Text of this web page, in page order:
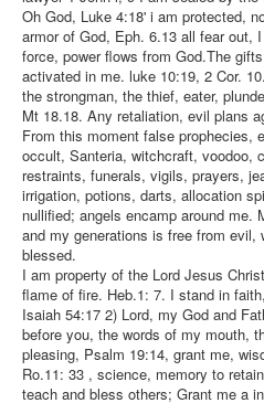
Oh God, Luke 4:18' i am protected,
armor of God, Eph. 6.13 all fear out,
force, power flows from God.The
activated in me. luke 10:19, 2 Cor.
the strongman, the thief, eater,
Mt 18.18. Any retaliation, evil plans
From this moment false prophecies,
occult, Santeria, witchcraft, voodoo,
restraints, funerals, vigils, prayers,
irrigation, potions, darts, allocation
nullified; angels encamp around me.
and my generations is free from evil,
blessed.
I am property of the Lord Jesus
flame of fire. Heb.1: 7. I stand in
Isaiah 54:17 2) Lord, my God and
before you, the words of my mouth,
pleasing, Psalm 19:14, grant me,
Ro.11: 33 , science, memory to
teach and bless others; Grant me a